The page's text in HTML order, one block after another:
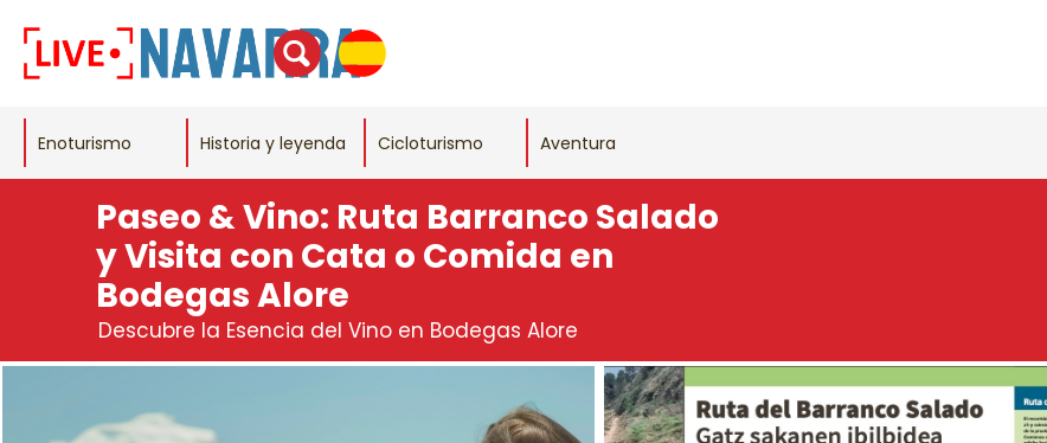
Enoturismo Historia y leyenda Cicloturismo Aventura
Paseo & Vino: Ruta Barranco Salado
y Visita con Cata o Comida en
Bodegas Alore
Descubre la Esencia del Vino en Bodegas Alore